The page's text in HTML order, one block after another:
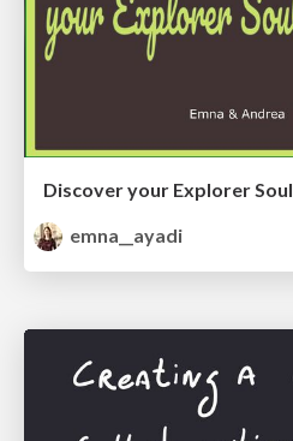
Discover your Explorer Soul
emna__ayadi